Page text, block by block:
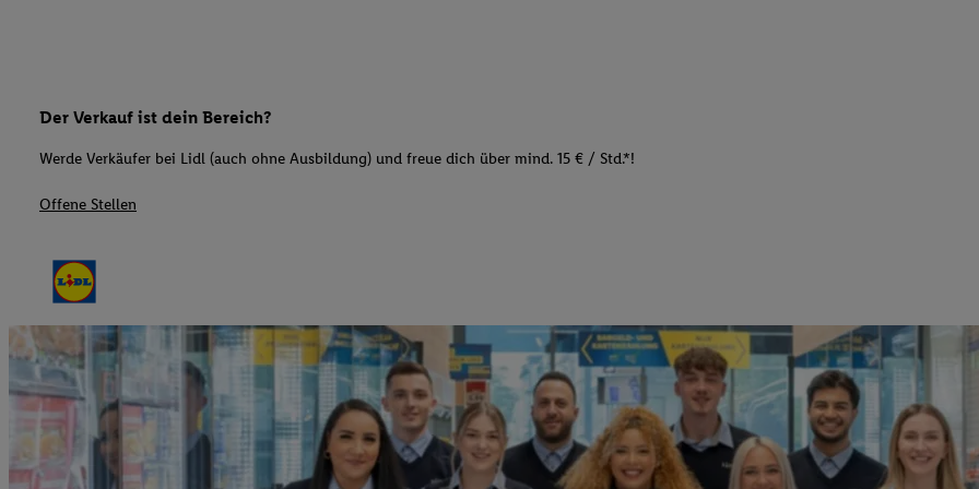
Der Verkauf ist dein Bereich?
Werde Verkäufer bei Lidl (auch ohne Ausbildung) und freue dich über mind. 15 € / Std.*!
Offene Stellen